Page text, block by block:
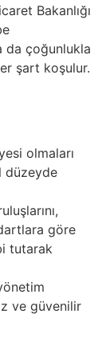
Bakanlığı
da çoğunlukla
şart koşulur.
olmaları
düzeyde
göre
tutarak
ve güvenilir